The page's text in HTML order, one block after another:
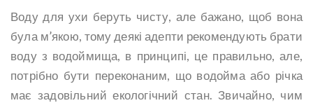
Воду для ухи беруть чисту, але бажано, щоб вона
була м’якою, тому деякі адепти рекомендують брати
воду з водоймища, в принципі, це правильно, але,
потрібно бути переконаним, що водойма або річка
має задовільний екологічний стан. Звичайно, чим